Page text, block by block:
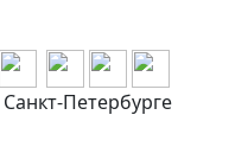
Петербурге